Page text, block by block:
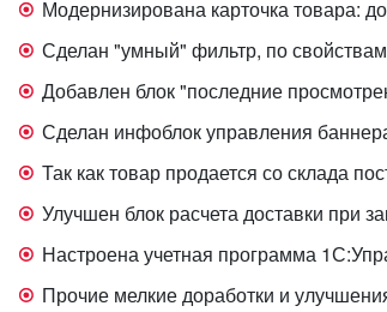
Модернизирована карточка товара:
Сделан "умный" фильтр, по
Добавлен блок "последние
Сделан инфоблок управления
Так как товар продается со склада
Улучшен блок расчета доставки при
Настроена учетная программа
Прочие мелкие доработки и